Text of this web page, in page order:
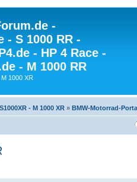
-
- S 1000 RR -
- HP 4 Race -
- M 1000 RR
1000 XR
- M 1000 XR » BMW-Motorrad-